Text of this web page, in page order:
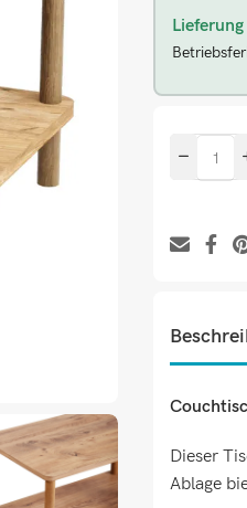
Dieser
Ablage